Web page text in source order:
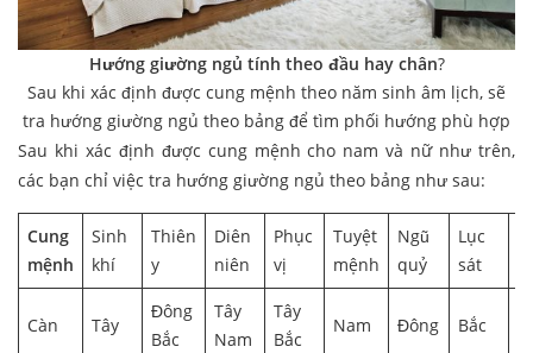
Hướng giường ngủ tính theo đầu hay chân?
Sau khi xác định được cung mệnh theo năm sinh âm lịch, sẽ
tra hướng giường ngủ theo bảng để tìm phối hướng phù hợp
Sau khi xác định được cung mệnh cho nam và nữ như trên,
các bạn chỉ việc tra hướng giường ngủ theo bảng như sau:
Cung
mệnh
Sinh
khí
Thiên
y
Diên
niên
Phục
vị
Tuyệt
mệnh
Ngũ
quỷ
Lục
sát
Càn Tây
Đông
Bắc
Tây
Nam
Tây
Bắc
Nam Đông Bắc